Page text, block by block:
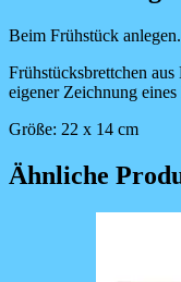
Beim Frühstück
Frühstücksbrettchen
eigener Zeichnung
Größe: 22 x 14 cm
Ähnliche